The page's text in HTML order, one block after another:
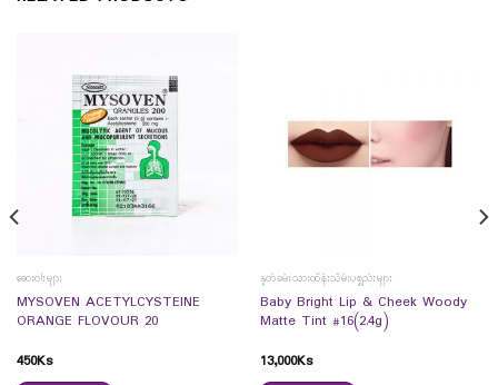
ဆေးဝါးများ
MYSOVEN ACETYLCYSTEINE
ORANGE FLOVOUR 20
450Ks
နှုတ်ခမ်းသားထိန်းသိမ်းပစ္စည်းများ
Baby Bright Lip & Cheek Woody
Matte Tint #16(2.4g)
13,000Ks